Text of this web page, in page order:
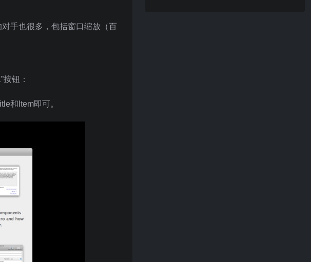
手也很多，包括窗口缩放（百
钮：
和Item即可。